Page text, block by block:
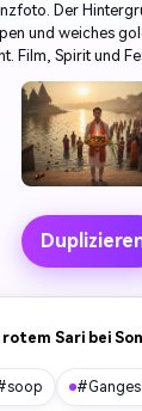
Der
und weiches
Film, Spirit und
rotem Sari bei